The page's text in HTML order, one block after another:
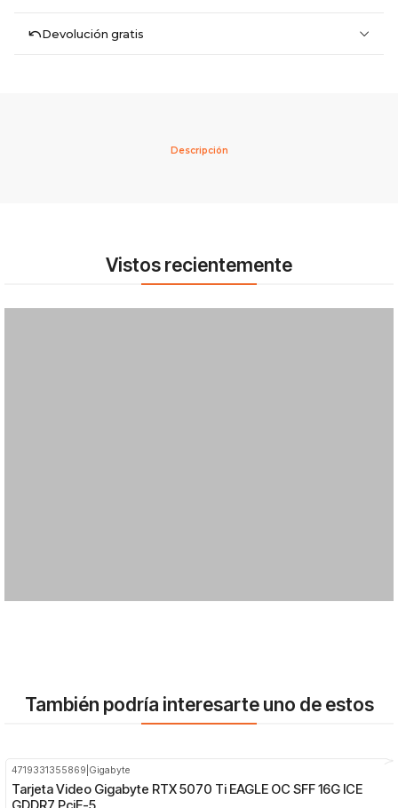
Devolución gratis
Descripción
Vistos recientemente
También podría interesarte uno de estos
4719331355869 Gigabyte
Tarjeta Video Gigabyte RTX 5070 Ti EAGLE OC SFF 16G ICE